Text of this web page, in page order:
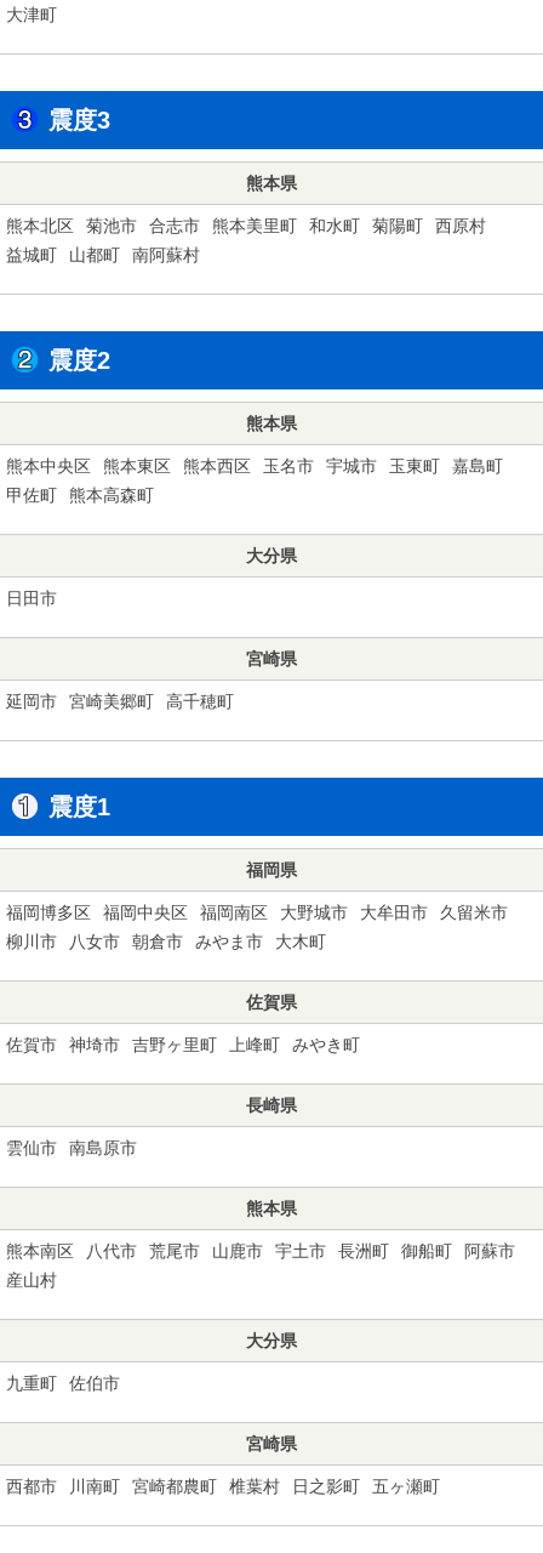
大津町
震度3
熊本県
熊本北区 菊池市 合志市 熊本美里町 和水町 菊陽町
西原村
益城町
山都町 南阿蘇村
震度2
熊本県
熊本中央区 熊本東区 熊本西区 玉名市 宇城市 玉東町
嘉島町
甲佐町
熊本高森町
大分県
日田市
宮崎県
延岡市 宮崎美郷町 高千穂町
震度1
福岡県
福岡博多区 福岡中央区 福岡南区 大野城市 大牟田市
久留米市
柳川市
八女市 朝倉市 みやま市 大木町
佐賀県
佐賀市 神埼市 吉野ヶ里町 上峰町 みやき町
長崎県
雲仙市 南島原市
熊本県
熊本南区 八代市 荒尾市 山鹿市 宇土市 長洲町 御船町
阿蘇市
産山村
大分県
九重町 佐伯市
宮崎県
西都市 川南町 宮崎都農町 椎葉村 日之影町 五ヶ瀬町